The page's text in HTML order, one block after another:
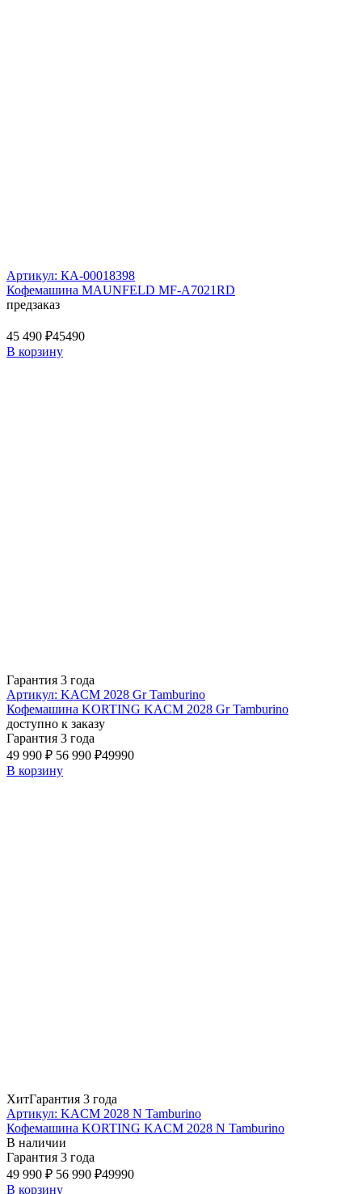
Артикул: КА-00018398
Кофемашина MAUNFELD MF-A7021RD
предзаказ
45 490 ₽45490
В корзину
Гарантия 3 года
Артикул: KACM 2028 Gr Tamburino
Кофемашина KORTING KACM 2028 Gr Tamburino
доступно к заказу
Гарантия 3 года
49 990 ₽ 56 990 ₽49990
В корзину
ХитГарантия 3 года
Артикул: KACM 2028 N Tamburino
Кофемашина KORTING KACM 2028 N Tamburino
В наличии
Гарантия 3 года
49 990 ₽ 56 990 ₽49990
В корзину